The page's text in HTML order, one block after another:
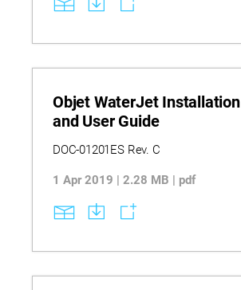
Objet WaterJet Installation
and User Guide
DOC-01201ES Rev. C
1 Apr 2019 | 2.28 MB | pdf